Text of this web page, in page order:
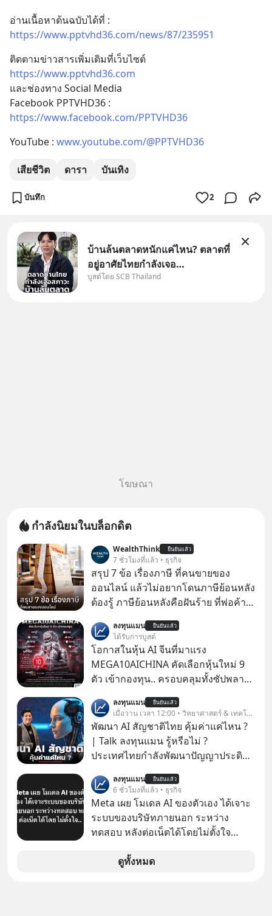
https://www.pptvhd36.com/news/87/235951
https://www.pptvhd36.com
และช่องทาง Social Media
https://www.facebook.com/PPTVHD36
YouTube : www.youtube.com/@PPTVHD36
เสียชีวิต ดารา บันเทิง
บันทึก 2
บ้านล้นตลาดหนักแค่ไหน? ตลาดที่
อยู่อาศัยไทยกำลังเจอ
Oversupply หนักกว่าที่คิด และ
บูสต์โดย SCB Thailand
โฆษณา
กำลังนิยมในบล็อกดิต
WealthThink ยืนยันแล้ว
7 ชั่วโมงที่แล้ว • ธุรกิจ
สรุป 7 ข้อ เรื่องภาษี ที่คนขายของ
ออนไลน์ แล้วไม่อยากโดนภาษีย้อนหลัง
ต้องรู้ ภาษีย้อนหลังคือฝันร้าย ที่พ่อค้า
ลงทุนแมน ยืนยันแล้ว
ได้รับการบูสต์
โอกาสในหุ้น AI จีนที่มาแรง
MEGA10AICHINA คัดเลือกหุ้นใหม่ 9
ตัว เข้ากองทุน.. ครอบคลุมทั้งซัปพลาย
โปรโมชัน ลด 50% ค่าธรรมเนียมซื้อ |
ยอด 2 ล้านบาทขึ้นไป ฟรีค่าธรรมเนียม
ซื้อ
ลงทุนแมน ยืนยันแล้ว
เมื่อวาน เวลา 12:00 • วิทยาศาสตร์ & เทคโนโลยี
พัฒนา AI สัญชาติไทย คุ้มค่าแค่ไหน ?
| Talk ลงทุนแมน รู้หรือไม่ ?
ประเทศไทยกำลังพัฒนาปัญญาประดิษฐ์
“ThaiLLM” เพื่อให้คนไทยมีโครงสร้าง
พื้นฐานด้าน AI ที่เข้าใจภาษาไทย และ
บริบททางสังคมไทยได้เป็นอย่างดี
คำถามคือ การลงมือพัฒนา AI ของ
นำ ThaiLLM มาใช้จริง จะเกิดอะไรขึ้น
กับสังคมไทย ธุรกิจไทย และเศรษฐกิจ
ลงทุนแมน ยืนยันแล้ว
6 ชั่วโมงที่แล้ว • ธุรกิจ
Meta เผย โมเดล AI ของตัวเอง ได้เจาะ
ระบบของบริษัทภายนอก ระหว่าง
ทดสอบ หลังต่อเน็ตได้โดยไม่ตั้งใจ
ในโมเดล AI ของบริษัท สามารถเชื่อม
ดูทั้งหมด